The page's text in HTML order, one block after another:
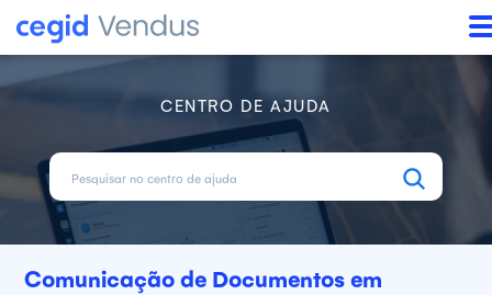
CENTRO DE AJUDA
Comunicação de Documentos em